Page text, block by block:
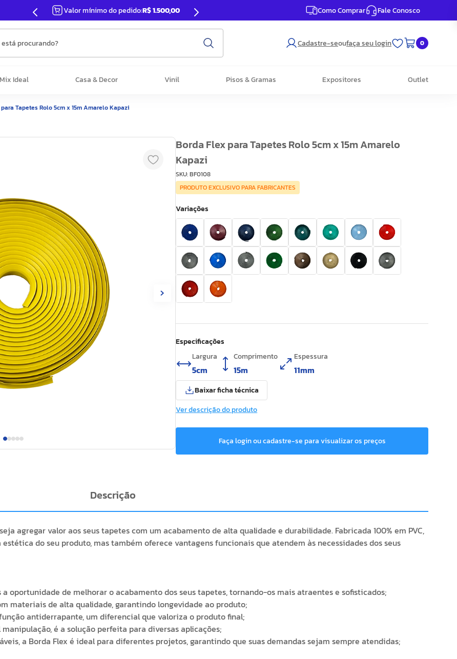
Valor mínimo do pedido:R$ 1.500,00 Como Comprar Fale Conosco
procurando?
Cadastre-seoufaça seu login 0
Mix Ideal Casa & Decor Vinil Pisos & Gramas Expositores Outlet
Tapetes Rolo 5cm x 15m Amarelo Kapazi
Borda Flex para Tapetes Rolo 5cm x 15m Amarelo
Kapazi
SKU:BF0108
PRODUTO EXCLUSIVO PARA FABRICANTES
Especificações
Largura
5cm
Comprimento
15m
Espessura
11mm
Baixar ficha técnica
Ver descrição do produto
Faça login ou cadastre-se para visualizar os preços
Descrição
agregar valor aos seus tapetes com um acabamento de alta qualidade e durabilidade. Fabricada 100% em PVC,
estética do seu produto, mas também oferece vantagens funcionais que atendem às necessidades dos seus
oportunidade de melhorar o acabamento dos seus tapetes, tornando-os mais atraentes e sofisticados;
materiais de alta qualidade, garantindo longevidade ao produto;
antiderrapante, um diferencial que valoriza o produto final;
é a solução perfeita para diversas aplicações;
a Borda Flex é ideal para diferentes projetos, garantindo que suas demandas sejam sempre atendidas;